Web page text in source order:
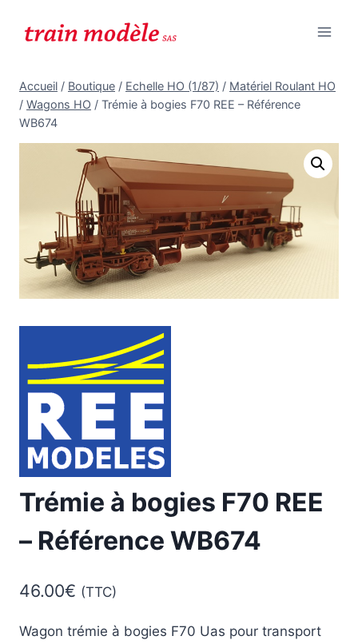
Accueil / Boutique / Echelle HO (1/87) / Matériel Roulant HO
/ Wagons HO / Trémie à bogies F70 REE – Référence
WB674
Trémie à bogies F70 REE
– Référence WB674
46.00€ (TTC)
Wagon trémie à bogies F70 Uas pour transport